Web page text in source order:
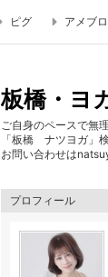
プライベー
ピグ アメブロ
板橋・ヨ
ご自身のペースで無
「板橋 ナツヨガ」
お問い合わせは
プロフィール